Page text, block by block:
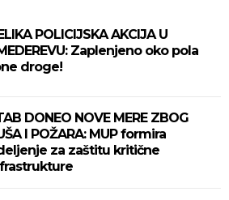
POLICIJSKA AKCIJA U
Zaplenjeno oko pola
droge!
DONEO NOVE MERE ZBOG
I POŽARA: MUP formira
za zaštitu kritične